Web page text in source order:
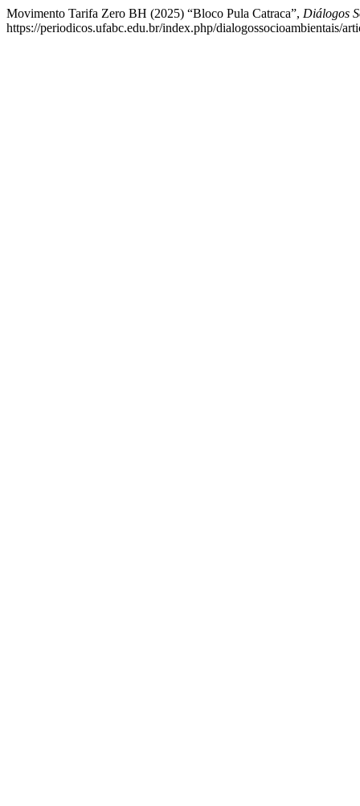
Movimento Tarifa Zero BH (2025) “Bloco Pula Catraca”, Diálogos
https://periodicos.ufabc.edu.br/index.php/dialogossocioambientais/